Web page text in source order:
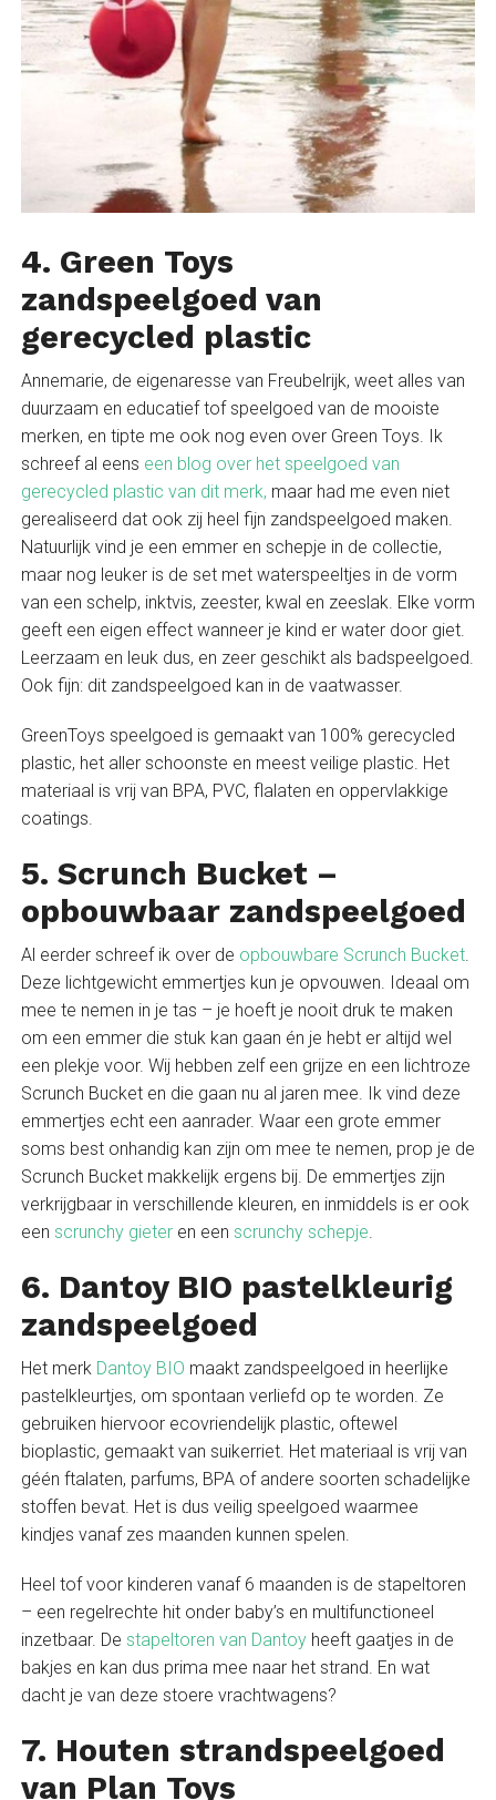
4. Green Toys
zandspeelgoed van
gerecycled plastic
Annemarie, de eigenaresse van Freubelrijk, weet alles van
duurzaam en educatief tof speelgoed van de mooiste
merken, en tipte me ook nog even over Green Toys. Ik
schreef al eens een blog over het speelgoed van
gerecycled plastic van dit merk, maar had me even niet
gerealiseerd dat ook zij heel fijn zandspeelgoed maken.
Natuurlijk vind je een emmer en schepje in de collectie,
maar nog leuker is de set met waterspeeltjes in de vorm
van een schelp, inktvis, zeester, kwal en zeeslak. Elke vorm
geeft een eigen effect wanneer je kind er water door giet.
Leerzaam en leuk dus, en zeer geschikt als badspeelgoed.
Ook fijn: dit zandspeelgoed kan in de vaatwasser.
GreenToys speelgoed is gemaakt van 100% gerecycled
plastic, het aller schoonste en meest veilige plastic. Het
materiaal is vrij van BPA, PVC, flalaten en oppervlakkige
coatings.
5. Scrunch Bucket –
opbouwbaar zandspeelgoed
Al eerder schreef ik over de opbouwbare Scrunch Bucket.
Deze lichtgewicht emmertjes kun je opvouwen. Ideaal om
mee te nemen in je tas – je hoeft je nooit druk te maken
om een emmer die stuk kan gaan én je hebt er altijd wel
een plekje voor. Wij hebben zelf een grijze en een lichtroze
Scrunch Bucket en die gaan nu al jaren mee. Ik vind deze
emmertjes echt een aanrader. Waar een grote emmer
soms best onhandig kan zijn om mee te nemen, prop je de
Scrunch Bucket makkelijk ergens bij. De emmertjes zijn
verkrijgbaar in verschillende kleuren, en inmiddels is er ook
een scrunchy gieteren een scrunchy schepje.
6. Dantoy BIO pastelkleurig
zandspeelgoed
Het merk Dantoy BIO maakt zandspeelgoed in heerlijke
pastelkleurtjes, om spontaan verliefd op te worden. Ze
gebruiken hiervoor ecovriendelijk plastic, oftewel
bioplastic, gemaakt van suikerriet. Het materiaal is vrij van
géén ftalaten, parfums, BPA of andere soorten schadelijke
stoffen bevat. Het is dus veilig speelgoed waarmee
kindjes vanaf zes maanden kunnen spelen.
Heel tof voor kinderen vanaf 6 maanden is de stapeltoren
– een regelrechte hit onder baby’s en multifunctioneel
inzetbaar. De stapeltoren van Dantoyheeft gaatjes in de
bakjes en kan dus prima mee naar het strand. En wat
dacht je van deze stoere vrachtwagens?
7. Houten strandspeelgoed
van Plan Toys